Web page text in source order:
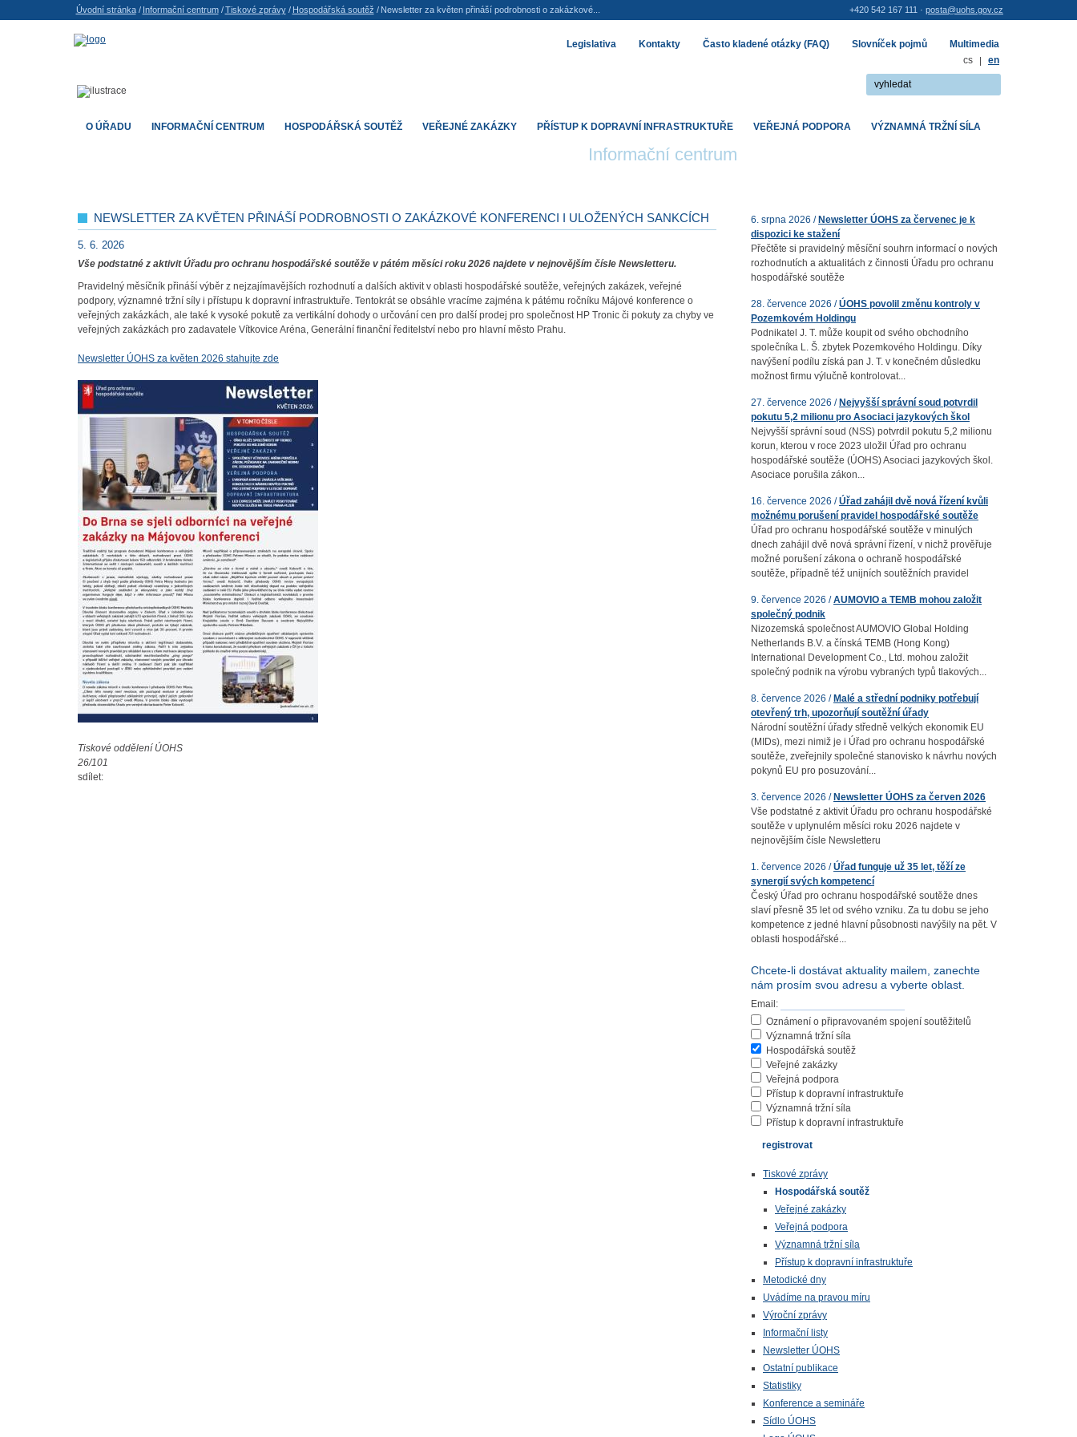
Informační centrum
NEWSLETTER ZA KVĚTEN PŘINÁŠÍ PODROBNOSTI O ZAKÁZKOVÉ KONFERENCI I ULOŽENÝCH SANKCÍCH
5. 6. 2026
Vše podstatné z aktivit Úřadu pro ochranu hospodářské soutěže v pátém měsíci roku 2026 najdete v nejnovějším čísle Newsletteru.
Pravidelný měsíčník přináší výběr z nejzajímavějších rozhodnutí a dalších aktivit v oblasti hospodářské soutěže, veřejných zakázek, veřejné
podpory, významné tržní síly i přístupu k dopravní infrastruktuře. Tentokrát se obsáhle vracíme zajména k pátému ročníku Májové konference o
veřejných zakázkách, ale také k vysoké pokutě za vertikální dohody o určování cen pro další prodej pro společnost HP Tronic či pokuty za chyby ve
veřejných zakázkách pro zadavatele Vítkovice Aréna, Generální finanční ředitelství nebo pro hlavní město Prahu.
Newsletter ÚOHS za květen 2026 stahujte zde
Tiskové oddělení ÚOHS
26/101
sdílet:
6. srpna 2026 / Newsletter ÚOHS za červenec je k
dispozici ke stažení
Přečtěte si pravidelný měsíční souhrn informací o nových
rozhodnutích a aktualitách z činnosti Úřadu pro ochranu
hospodářské soutěže
28. července 2026 /ÚOHS povolil změnu kontroly v
Pozemkovém Holdingu
Podnikatel J. T. může koupit od svého obchodního
společníka L. Š. zbytek Pozemkového Holdingu. Díky
navýšení podílu získá pan J. T. v konečném důsledku
možnost firmu výlučně kontrolovat...
27. července 2026 / Nejvyšší správní soud potvrdil
pokutu 5,2 milionu pro Asociaci jazykových škol
Nejvyšší správní soud (NSS) potvrdil pokutu 5,2 milionu
korun, kterou v roce 2023 uložil Úřad pro ochranu
hospodářské soutěže (ÚOHS) Asociaci jazykových škol.
Asociace porušila zákon...
16. července 2026 /Úřad zahájil dvě nová řízení kvůli
možnému porušení pravidel hospodářské soutěže
Úřad pro ochranu hospodářské soutěže v minulých
dnech zahájil dvě nová správní řízení, v nichž prověřuje
možné porušení zákona o ochraně hospodářské
soutěže, případně též unijních soutěžních pravidel
9. července 2026 /AUMOVIO a TEMB mohou založit
společný podnik
Nizozemská společnost AUMOVIO Global Holding
Netherlands B.V. a čínská TEMB (Hong Kong)
International Development Co., Ltd. mohou založit
společný podnik na výrobu vybraných typů tlakových...
8. července 2026 / Malé a střední podniky potřebují
otevřený trh, upozorňují soutěžní úřady
Národní soutěžní úřady středně velkých ekonomik EU
(MIDs), mezi nimiž je i Úřad pro ochranu hospodářské
soutěže, zveřejnily společné stanovisko k návrhu nových
pokynů EU pro posuzování...
3. července 2026 / Newsletter ÚOHS za červen 2026
Vše podstatné z aktivit Úřadu pro ochranu hospodářské
soutěže v uplynulém měsíci roku 2026 najdete v
nejnovějším čísle Newsletteru
1. července 2026 /Úřad funguje už 35 let, těží ze
synergií svých kompetencí
Český Úřad pro ochranu hospodářské soutěže dnes
slaví přesně 35 let od svého vzniku. Za tu dobu se jeho
kompetence z jedné hlavní působnosti navýšily na pět. V
oblasti hospodářské...
Chcete-li dostávat aktuality mailem, zanechte
nám prosím svou adresu a vyberte oblast.
Email:
Oznámení o připravovaném spojení soutěžitelů
Významná tržní síla
Hospodářská soutěž
Veřejné zakázky
Veřejná podpora
Přístup k dopravní infrastruktuře
Významná tržní síla
Přístup k dopravní infrastruktuře
Tiskové zprávy
Hospodářská soutěž
Veřejné zakázky
Veřejná podpora
Významná tržní síla
Přístup k dopravní infrastruktuře
Metodické dny
Uvádíme na pravou míru
Výroční zprávy
Informační listy
Newsletter ÚOHS
Ostatní publikace
Statistiky
Konference a semináře
Sídlo ÚOHS
O ÚŘADU INFORMAČNÍ CENTRUM HOSPODÁŘSKÁ SOUTĚŽ VEŘEJNÉ ZAKÁZKY PŘÍSTUP K DOPRAVNÍ INFRASTRUKTUŘE VEŘEJNÁ PODPORA VÝZNAMNÁ TRŽNÍ SÍLA
Legislativa Kontakty Často kladené otázky (FAQ) Slovníček pojmů
Multimedia
cs
| en
Úvodní stránka/ Informační centrum/ Tiskové zprávy/ Hospodářská soutěž / Newsletter za květen přináší podrobnosti o zakázkové... +420 542 167 111 · posta@uohs.gov.cz